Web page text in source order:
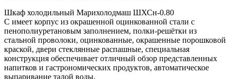
Шкаф холодильный Марихолодмаш ШХСн-0.80
С имеет корпус из окрашенной оцинкованной стали с
пенополиуретановым заполнением, полки-решётки из
стальной проволоки, оцинкованные, окрашенные порошковой
краской, двери стеклянные распашные, специальная
конструкция обеспечивает отличный обзор представленных
напитков и гастрономических продуктов, автоматическое
выпаривание талой воды.